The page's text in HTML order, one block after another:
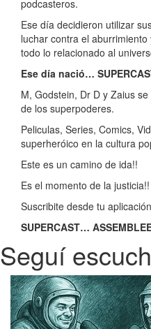
podcasteros.
Ese día decidieron utilizar
luchar contra el
todo lo relacionado al
Ese día nació…
M, Godstein, Dr D y Zaius
de los superpoderes.
Peliculas, Series, Comics,
superheróico en la cultura
Este es un camino de ida!!
Es el momento de la justicia!!
Suscribite desde tu
SUPERCAST…
Seguí